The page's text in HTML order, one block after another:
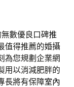
數優良口碑推
值得推薦的婚攝
為您規劃企業網
用以消減肥胖的
長將有保障室內